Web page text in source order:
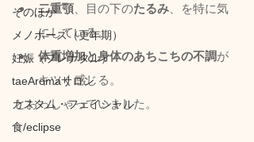
そのほか
メノポーズ（更年期）
妊娠（プレナタル）
taeAromaサロン
カスタム・フェイシャル
食/eclipse
二重顎 、目の下のたるみ 、を特に気
にしている。
体重増加と身体のあちこちの不調が
キツく感じる。
とおっしゃっていました。